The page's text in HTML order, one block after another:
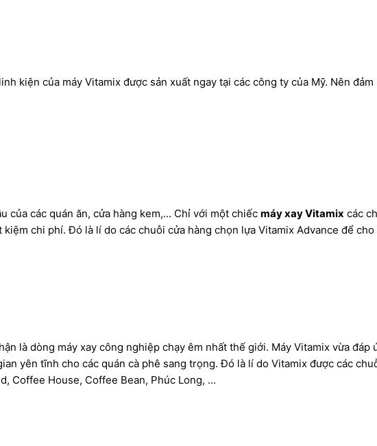
kiện của máy Vitamix được sản xuất ngay tại các công ty của Mỹ. Nên
của các quán ăn, cửa hàng kem,… Chỉ với một chiếc máy xay Vitamix các
chi phí. Đó là lí do các chuỗi cửa hàng chọn lựa Vitamix Advance để
là dòng máy xay công nghiệp chạy êm nhất thế giới. Máy Vitamix vừa đáp
yên tĩnh cho các quán cà phê sang trọng. Đó là lí do Vitamix được các
Coffee House, Coffee Bean, Phúc Long, …